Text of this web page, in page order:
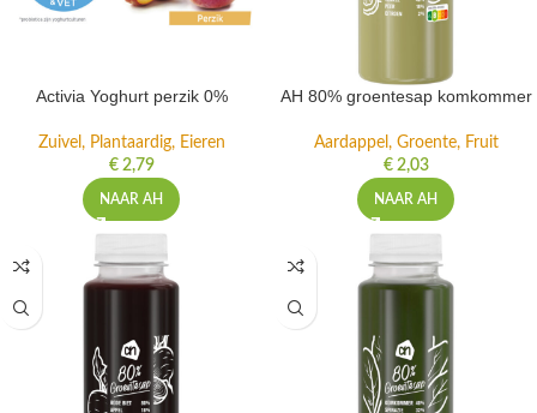
Activia Yoghurt perzik 0%
Zuivel, Plantaardig, Eieren
€2,79
NAAR AH
AH 80% groentesap komkommer
Aardappel, Groente, Fruit
€2,03
NAAR AH